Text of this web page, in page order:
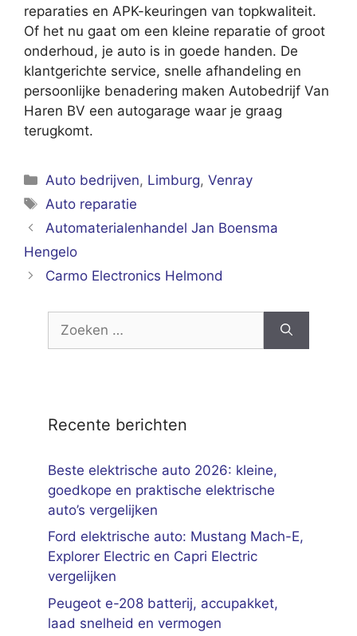
reparaties en APK-keuringen van topkwaliteit.
Of het nu gaat om een kleine reparatie of groot
onderhoud, je auto is in goede handen. De
klantgerichte service, snelle afhandeling en
persoonlijke benadering maken Autobedrijf Van
Haren BV een autogarage waar je graag
terugkomt.
Categorieën
Auto bedrijven, Limburg,Venray
Tags
Auto reparatie
Automaterialenhandel Jan Boensma
Hengelo
Carmo Electronics Helmond
naar:
Recente berichten
Beste elektrische auto 2026: kleine,
goedkope en praktische elektrische
auto’s vergelijken
Ford elektrische auto: Mustang Mach-E,
Explorer Electric en Capri Electric
vergelijken
Peugeot e-208 batterij, accupakket,
laad snelheid en vermogen